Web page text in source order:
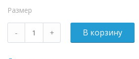
Размер